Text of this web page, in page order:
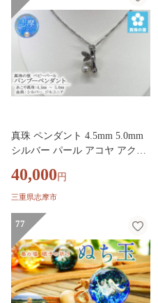
mm アメリカンピアス SILVER
製
真珠 ペンダント 4.5mm 5.0mm
シルバー パール アコヤ アクセ
志摩 志摩市 プレゼント 贈り物
贈答 人気 クリスマス バレンタ
シンプル / 真珠の里 ベビーパー
ル 4.5mm バンブーのペンダン
ト
40,000 円
三重県志摩市
77